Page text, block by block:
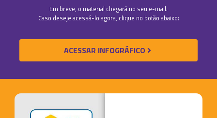
Em breve, o material chegará no seu e-mail.
Caso deseje acessá-lo agora, clique no botão abaixo:
ACESSAR INFOGRÁFICO